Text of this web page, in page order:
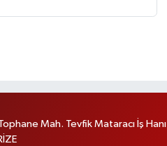
Mah. Tevfik Mataracı İş Hanı